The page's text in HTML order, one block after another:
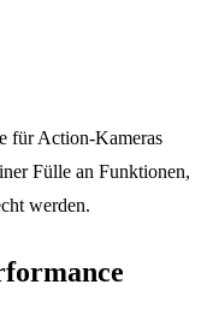
für Action-Kameras
Fülle an Funktionen,
werden.